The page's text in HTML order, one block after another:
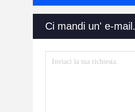
Ci mandi un' e-mail.